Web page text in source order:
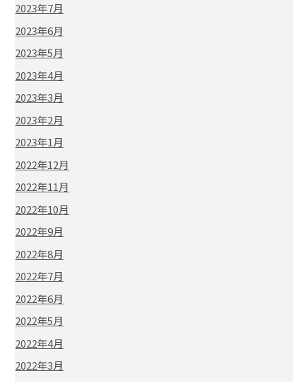
2023年7月
2023年6月
2023年5月
2023年4月
2023年3月
2023年2月
2023年1月
2022年12月
2022年11月
2022年10月
2022年9月
2022年8月
2022年7月
2022年6月
2022年5月
2022年4月
2022年3月